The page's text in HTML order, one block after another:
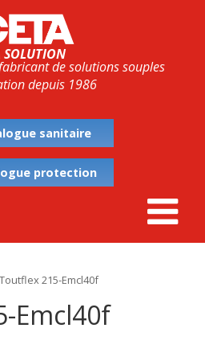
SOLUTION
de solutions souples
depuis 1986
sanitaire
protection
Toutflex 215-Emcl40f
Emcl40f